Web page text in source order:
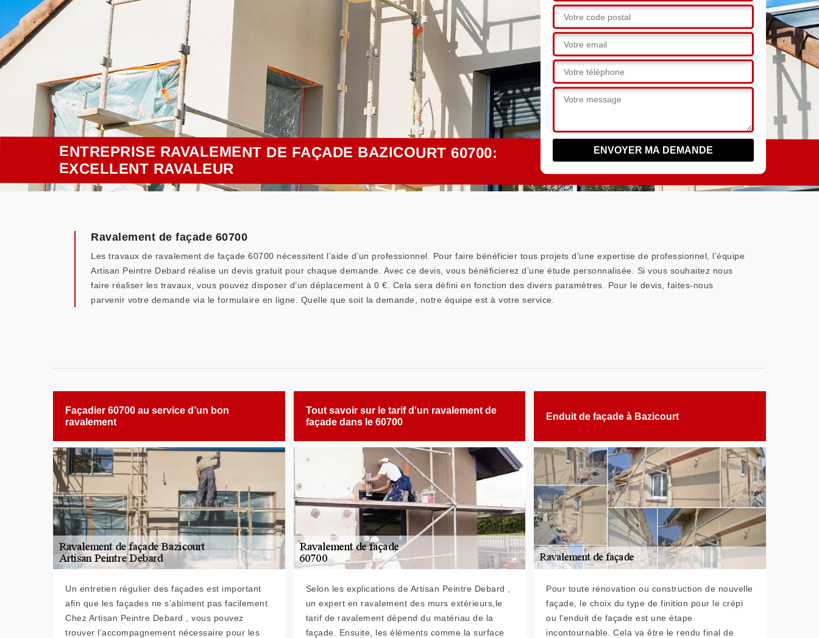
ENTREPRISE RAVALEMENT DE FAÇADE BAZICOURT 60700:
EXCELLENT RAVALEUR
Ravalement de façade 60700
Les travaux de ravalement de façade 60700 nécessitent l’aide d’un professionnel. Pour faire bénéficier tous projets d’une expertise de professionnel, l’équipe
Artisan Peintre Debard réalise un devis gratuit pour chaque demande. Avec ce devis, vous bénéficierez d’une étude personnalisée. Si vous souhaitez nous
faire réaliser les travaux, vous pouvez disposer d’un déplacement à 0 €. Cela sera défini en fonction des divers paramètres. Pour le devis, faites-nous
parvenir votre demande via le formulaire en ligne. Quelle que soit la demande, notre équipe est à votre service.
Façadier 60700 au service d’un bon
ravalement
Un entretien régulier des façades est important
afin que les façades ne s’abiment pas facilement.
Chez Artisan Peintre Debard , vous pouvez
trouver l’accompagnement nécessaire pour les
Tout savoir sur le tarif d'un ravalement de
façade dans le 60700
Selon les explications de Artisan Peintre Debard ,
un expert en ravalement des murs extérieurs,le
tarif de ravalement dépend du matériau de la
façade. Ensuite, les éléments comme la surface
Enduit de façade à Bazicourt
Pour toute rénovation ou construction de nouvelle
façade, le choix du type de finition pour le crépi
ou l’enduit de façade est une étape
incontournable. Cela va être le rendu final de